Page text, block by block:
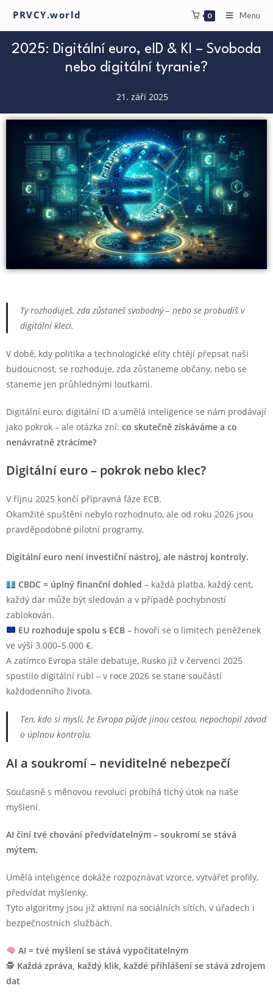
PRVCY.world 0 Menu
2025: Digitální euro, eID & KI – Svoboda
nebo digitální tyranie?
21. září 2025
Ty rozhoduješ, zda zůstaneš svobodný – nebo se probudíš v
digitální kleci.
V době, kdy politika a technologické elity chtějí přepsat naši
budoucnost, se rozhoduje, zda zůstaneme občany, nebo se
staneme jen průhlednými loutkami.
Digitální euro, digitální ID a umělá inteligence se nám prodávají
jako pokrok – ale otázka zní: co skutečně získáváme a co
nenávratně ztrácíme?
Digitální euro – pokrok nebo klec?
V říjnu 2025 končí přípravná fáze ECB.
Okamžité spuštění nebylo rozhodnuto, ale od roku 2026 jsou
pravděpodobné pilotní programy.
Digitální euro není investiční nástroj, ale nástroj kontroly.
CBDC = úplný finanční dohled – každá platba, každý cent,
každý dar může být sledován a v případě pochybností
zablokován.
EU rozhoduje spolu s ECB– hovoří se o limitech peněženek
ve výši 3.000–5.000 €.
A zatímco Evropa stále debatuje, Rusko již v červenci 2025
spustilo digitální rubl – v roce 2026 se stane součástí
každodenního života.
Ten, kdo si myslí, že Evropa půjde jinou cestou, nepochopil závod
o úplnou kontrolu.
AI a soukromí – neviditelné nebezpečí
Současně s měnovou revolucí probíhá tichý útok na naše
myšlení.
AI činí tvé chování předvídatelným – soukromí se stává
mýtem.
Umělá inteligence dokáže rozpoznávat vzorce, vytvářet profily,
předvídat myšlenky.
Tyto algoritmy jsou již aktivní na sociálních sítích, v úřadech i
bezpečnostních službách.
AI = tvé myšlení se stává vypočitatelným
🕵️ Každá zpráva, každý klik, každé přihlášení se stává zdrojem
dat